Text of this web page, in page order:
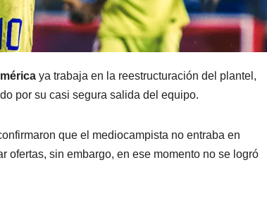
ya trabaja en la reestructuración del plantel,
por su casi segura salida del equipo.
que el mediocampista no entraba en
ofertas, sin embargo, en ese momento no se logró